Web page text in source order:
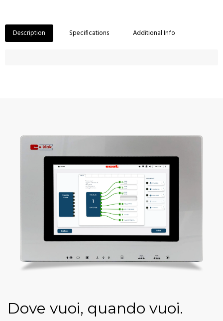
Description Specifications Additional Info
Dove vuoi, quando vuoi.